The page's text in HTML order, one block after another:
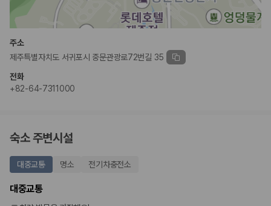
완전자차와 슈퍼자차는 업체별 보장 범위가 다를 수 있습니다. 카모아에서
는 제주 렌트카 가격과 함께 보험 조건을 비교해 여행 스타일에 맞는 보장
수준을 선택할 수 있습니다.
3. 제주공항 접근성과 셔틀 조건을 함께 확인하세요
제주 렌트카는 차량 인수 위치와 셔틀 편의성에 따라 실제 이용 만족도가
제주도 렌트카 차종별 가격비교
경차·소형차
혼자 또는 2인 여행에 적합하며 제주 렌트카 최저가를 찾는 사용자
가 가장 먼저 비교하는 차종입니다.
준중형·중형차
주소
제주특별자치도 서귀포시 중문관광로72번길 35
전화
+82-64-7311000
숙소 주변시설
대중교통 명소 전기차충전소
대중교통